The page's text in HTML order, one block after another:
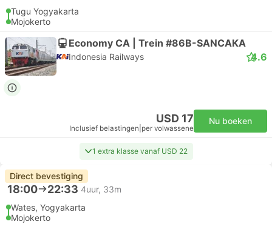
Tugu Yogyakarta
Mojokerto
Economy CA | Trein #86B-SANCAKA
Indonesia Railways 4.6
USD 17
Inclusief belastingen per volwassene
Nu boeken
1 extra klasse vanaf USD 22
Direct bevestiging
18:00 22:33 4uur, 33m
Wates, Yogyakarta
Mojokerto